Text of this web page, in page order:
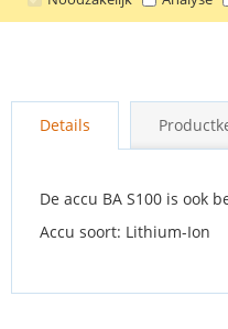
naar
gallerij
Details
De accu BA S100 is ook
Accu soort: Lithium-Ion